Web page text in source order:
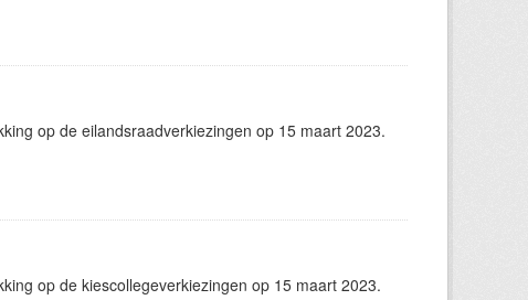
op de eilandsraadverkiezingen op 15 maart 2023.
op de kiescollegeverkiezingen op 15 maart 2023.